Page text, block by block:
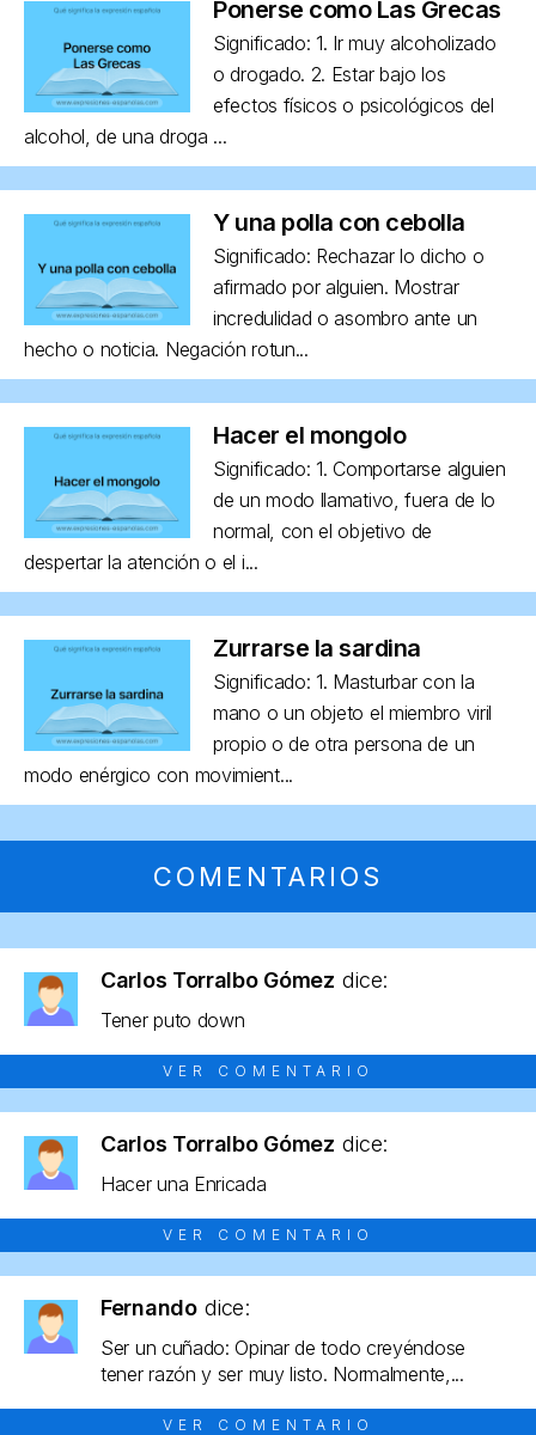
Ponerse como Las Grecas
Significado: 1. Ir muy alcoholizado
o drogado. 2. Estar bajo los
efectos físicos o psicológicos del
alcohol, de una droga ...
Y una polla con cebolla
Significado: Rechazar lo dicho o
afirmado por alguien. Mostrar
incredulidad o asombro ante un
hecho o noticia. Negación rotun...
Hacer el mongolo
Significado: 1. Comportarse alguien
de un modo llamativo, fuera de lo
normal, con el objetivo de
despertar la atención o el i...
Zurrarse la sardina
Significado: 1. Masturbar con la
mano o un objeto el miembro viril
propio o de otra persona de un
modo enérgico con movimient...
COMENTARIOS
Carlos Torralbo Gómez dice:
Tener puto down
VER COMENTARIO
Carlos Torralbo Gómez dice:
Hacer una Enricada
VER COMENTARIO
Fernando dice:
Ser un cuñado: Opinar de todo creyéndose
tener razón y ser muy listo. Normalmente,...
VER COMENTARIO